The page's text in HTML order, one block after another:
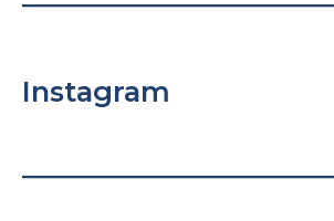
Instagram